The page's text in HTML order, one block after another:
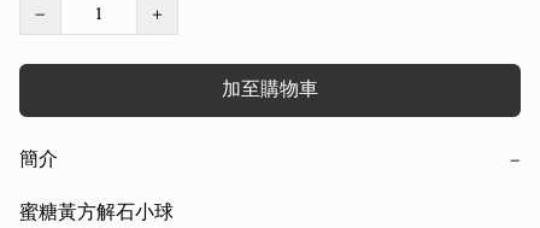
−
+
加至購物車
簡介 −
蜜糖黃方解石小球